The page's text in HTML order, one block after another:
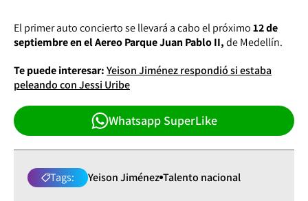
El primer auto concierto se llevará a cabo el próximo12 de
septiembre en el Aereo Parque Juan Pablo II,de Medellín.
Te puede interesar:Yeison Jiménez respondió si estaba
peleando con Jessi Uribe
Whatsapp SuperLike
Tags: Yeison Jiménez Talento nacional